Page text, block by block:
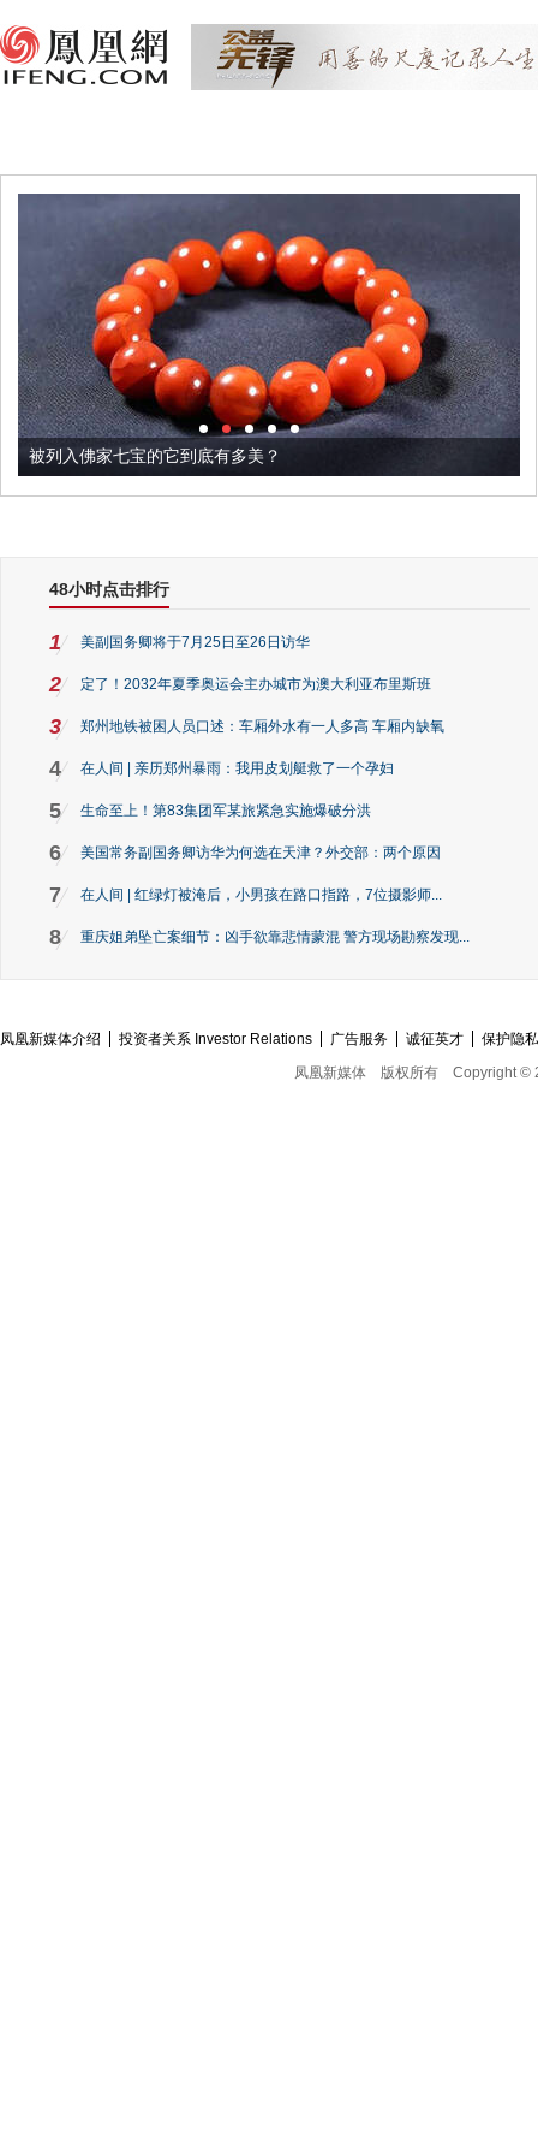
被列入佛家七宝的它到底有多美？
48小时点击排行
1 美副国务卿将于7月25日至26日访华
2 定了！2032年夏季奥运会主办城市为澳大利亚布里斯班
3 郑州地铁被困人员口述：车厢外水有一人多高 车厢内缺氧
4 在人间 | 亲历郑州暴雨：我用皮划艇救了一个孕妇
5 生命至上！第83集团军某旅紧急实施爆破分洪
6 美国常务副国务卿访华为何选在天津？外交部：两个原因
7 在人间 | 红绿灯被淹后，小男孩在路口指路，7位摄影师...
8 重庆姐弟坠亡案细节：凶手欲靠悲情蒙混 警方现场勘察发现...
凤凰新媒体介绍 投资者关系 Investor Relations 广告服务 诚征英才
保护隐
凤凰新媒体
版权所有 Copyright ©